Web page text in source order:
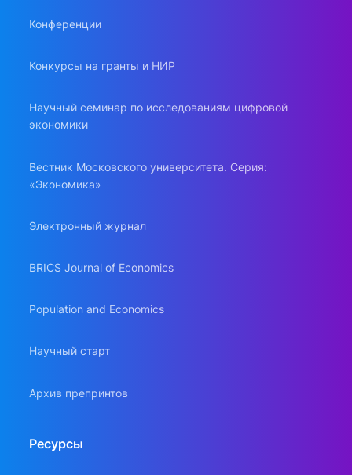
Конференции
Конкурсы на гранты и НИР
Научный семинар по исследованиям цифровой
экономики
Вестник Московского университета. Серия:
«Экономика»
Электронный журнал
BRICS Journal of Economics
Population and Economics
Научный старт
Архив препринтов
Ресурсы